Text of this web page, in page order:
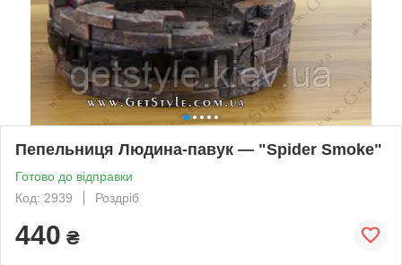
Пепельниця Людина-павук — "Spider Smoke"
Готово до відправки
Код: 2939
Роздріб
440 ₴